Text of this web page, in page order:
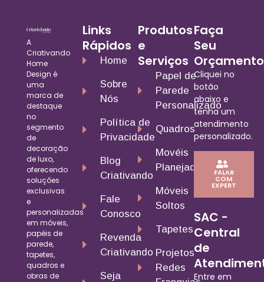
A
Criativando
Home
Design é
uma
marca de
destaque
no
segmento
de
decoração
de luxo,
oferecendo
soluções
exclusivas
e
personalizadas
em móveis,
papéis de
parede,
tapetes,
quadros e
obras de
Links
Rápidos
Home
Sobre
Nós
Política de
Privacidade
Blog
Criativando
Fale
Conosco
Revenda
Criativando
Seja
Produtos
e
Serviços
Papel de
Parede
Personalizado
Quadros
Movéis
Planejados
Móveis
Soltos
Tapetes
Projetos
Redes
Faça
Seu
Orçamento
Cliquei no
botão
abaixo e
tenha um
atendimento
personalizado.
FALAR
COM
EXPERT
SAC -
Central
de
Entre em